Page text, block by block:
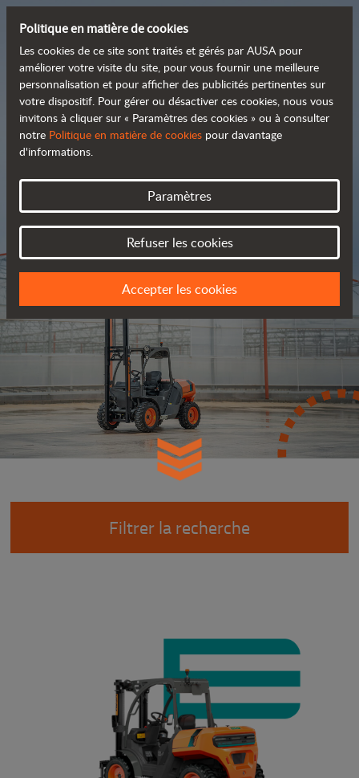
Découvrez notre large
gamme de produits
Catalogue
Filtrer la recherche
Politique en matière de cookies
Les cookies de ce site sont traités et gérés par AUSA pour
améliorer votre visite du site, pour vous fournir une meilleure
personnalisation et pour afficher des publicités pertinentes sur
votre dispositif. Pour gérer ou désactiver ces cookies, nous vous
invitons à cliquer sur « Paramètres des cookies » ou à consulter
notre Politique en matière de cookies pour davantage
d'informations.
Paramètres
Refuser les cookies
Accepter les cookies